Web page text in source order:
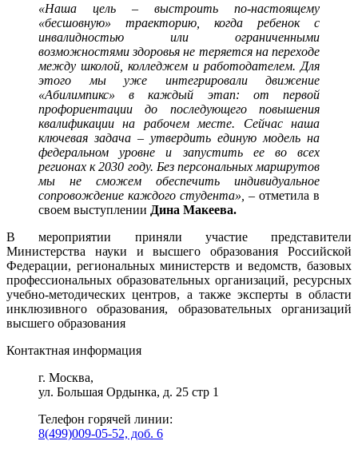
«Наша цель – выстроить по-настоящему
«бесшовную» траекторию, когда ребенок с
инвалидностью или ограниченными
возможностями здоровья не теряется на переходе
между школой, колледжем и работодателем. Для
этого мы уже интегрировали движение
«Абилимпикс» в каждый этап: от первой
профориентации до последующего повышения
квалификации на рабочем месте. Сейчас наша
ключевая задача – утвердить единую модель на
федеральном уровне и запустить ее во всех
регионах к 2030 году. Без персональных маршрутов
мы не сможем обеспечить индивидуальное
сопровождение каждого студента», – отметила в
своем выступлении Дина Макеева.
В мероприятии приняли участие представители
Министерства науки и высшего образования Российской
Федерации, региональных министерств и ведомств, базовых
профессиональных образовательных организаций, ресурсных
учебно-методических центров, а также эксперты в области
инклюзивного образования, образовательных организаций
высшего образования
Контактная информация
г. Москва,
ул. Большая Ордынка, д. 25 стр 1
Телефон горячей линии:
8(499)009-05-52, доб. 6